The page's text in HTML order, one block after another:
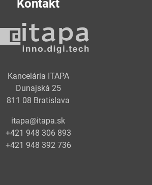
Kontakt
Kancelária ITAPA
Dunajská 25
811 08 Bratislava
itapa@itapa.sk
+421 948 306 893
+421 948 392 736